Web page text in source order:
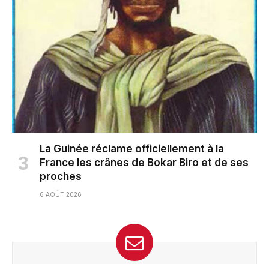
La Guinée réclame officiellement à la
France les crânes de Bokar Biro et de ses
proches
6 AOÛT 2026